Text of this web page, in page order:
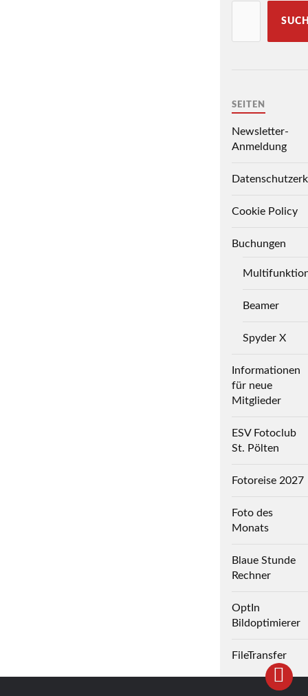
SEITEN
Newsletter-
Anmeldung
Cookie Policy
Buchungen
Beamer
Spyder X
Informationen
für neue
Mitglieder
ESV Fotoclub
St. Pölten
Fotoreise 2027
Foto des
Monats
Blaue Stunde
Rechner
OptIn
Bildoptimierer
FileTransfer